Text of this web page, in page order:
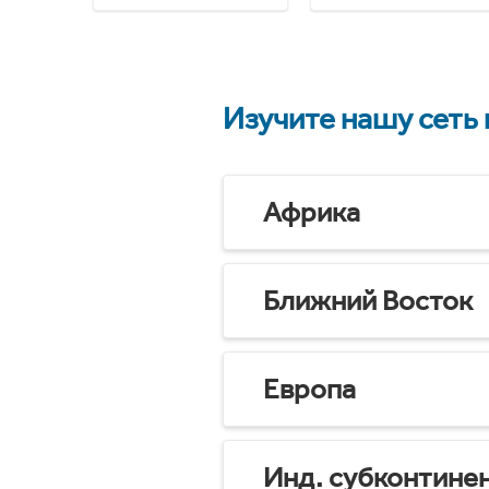
Изучите нашу
Африка
Ближний Восток
Европа
Инд.